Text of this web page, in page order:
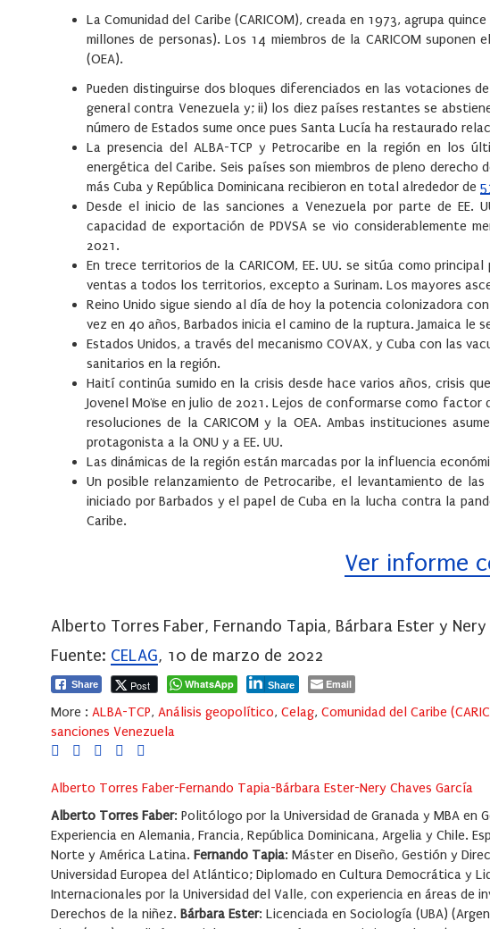
La Comunidad del Caribe (CARICOM), creada en 1973, agrupa
millones de personas). Los 14 miembros de la CARICOM
(OEA).
Pueden distinguirse dos bloques diferenciados en las votaciones
general contra Venezuela y; ii) los diez países restantes se
número de Estados sume once pues Santa Lucía ha restaurado
La presencia del ALBA-TCP y Petrocaribe en la región en los
energética del Caribe. Seis países son miembros de pleno derecho
más Cuba y República Dominicana recibieron en total alrededor de
Desde el inicio de las sanciones a Venezuela por parte de
capacidad de exportación de PDVSA se vio considerablemente
2021.
En trece territorios de la CARICOM, EE. UU. se sitúa como
ventas a todos los territorios, excepto a Surinam. Los mayores
Reino Unido sigue siendo al día de hoy la potencia colonizadora
vez en 40 años, Barbados inicia el camino de la ruptura. Jamaica le
Estados Unidos, a través del mecanismo COVAX, y Cuba con las
sanitarios en la región.
Haití continúa sumido en la crisis desde hace varios años, crisis
Jovenel Moïse en julio de 2021. Lejos de conformarse como
resoluciones de la CARICOM y la OEA. Ambas instituciones
protagonista a la ONU y a EE. UU.
Las dinámicas de la región están marcadas por la influencia
Un posible relanzamiento de Petrocaribe, el levantamiento de
iniciado por Barbados y el papel de Cuba en la lucha contra la
Caribe.
Ver informe
Alberto Torres Faber, Fernando Tapia, Bárbara Ester y Nery
Fuente: CELAG, 10 de marzo de 2022
Share Post WhatsApp Share Email
More : ALBA-TCP, Análisis geopolítico, Celag, Comunidad del Caribe
sanciones Venezuela
Alberto Torres Faber-Fernando Tapia-Bárbara Ester-Nery Chaves García
Alberto Torres Faber: Politólogo por la Universidad de Granada y MBA en
Experiencia en Alemania, Francia, República Dominicana, Argelia y
Norte y América Latina. Fernando Tapia: Máster en Diseño, Gestión y
Universidad Europea del Atlántico; Diplomado en Cultura Democrática y
Internacionales por la Universidad del Valle, con experiencia en áreas de
Derechos de la niñez. Bárbara Ester: Licenciada en Sociología (UBA)